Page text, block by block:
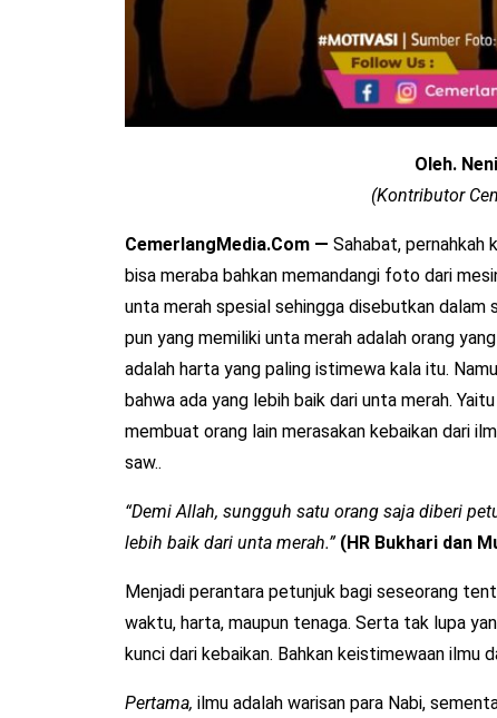
Oleh.
(Kontributor
CemerlangMedia.Com — Sahabat, pernahkah
bisa meraba bahkan memandangi foto dari
unta merah spesial sehingga disebutkan dalam
pun yang memiliki unta merah adalah orang
adalah harta yang paling istimewa kala itu.
bahwa ada yang lebih baik dari unta merah.
membuat orang lain merasakan kebaikan dari
saw..
“Demi Allah, sungguh satu orang saja diberi
lebih baik dari unta merah.” (HR Bukhari dan
Menjadi perantara petunjuk bagi seseorang
waktu, harta, maupun tenaga. Serta tak lupa
kunci dari kebaikan. Bahkan keistimewaan ilmu
Pertama, ilmu adalah warisan para Nabi,